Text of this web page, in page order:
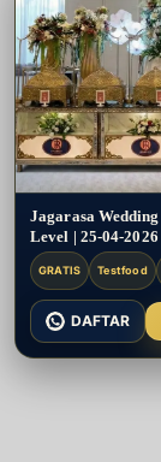
Jagarasa
Level | 25-04-2026
GRATIS Testfood
DAFTAR